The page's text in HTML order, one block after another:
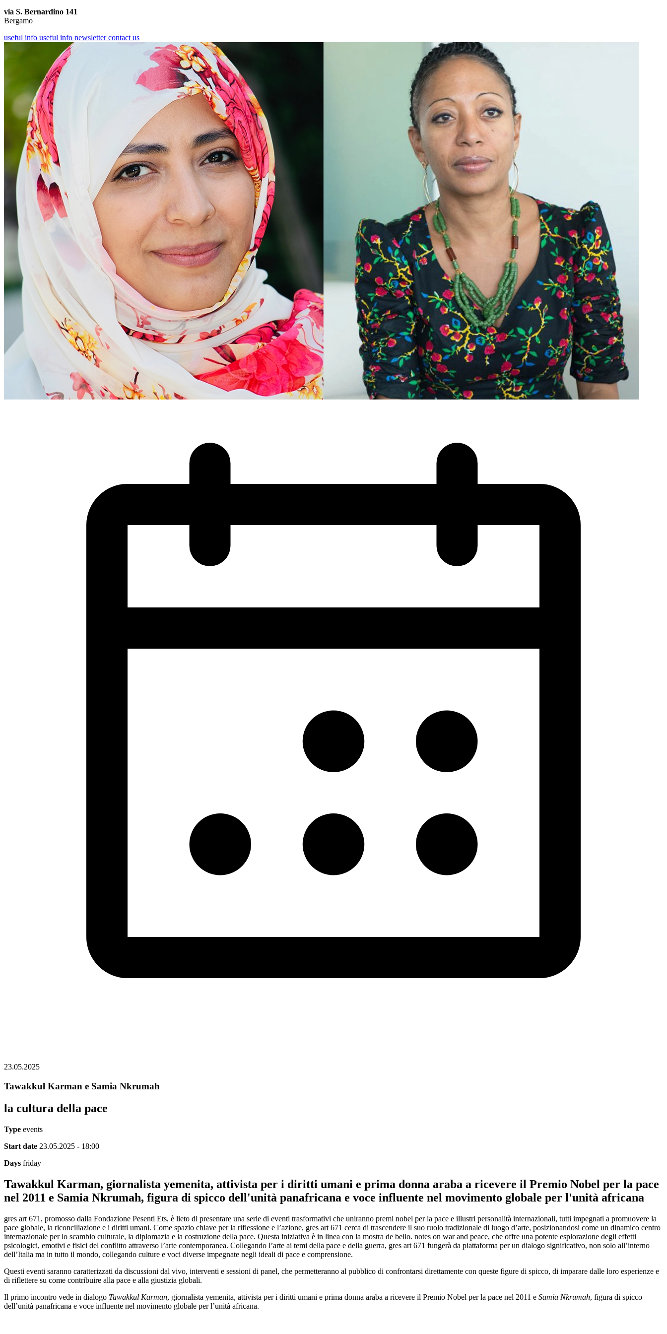
via S. Bernardino 141
Bergamo
useful info useful info newslettercontact us
23.05.2025
Tawakkul Karman e Samia Nkrumah
la cultura della pace
Type events
Start date 23.05.2025 - 18:00
Days friday
Tawakkul Karman, giornalista yemenita, attivista per i diritti umani e prima donna araba a ricevere il Premio Nobel per la pace
nel 2011 e Samia Nkrumah, figura di spicco dell'unità panafricana e voce influente nel movimento globale per l'unità africana
gres art 671, promosso dalla Fondazione Pesenti Ets, è lieto di presentare una serie di eventi trasformativi che uniranno premi nobel per la pace e illustri personalità internazionali, tutti impegnati a promuovere la
pace globale, la riconciliazione e i diritti umani. Come spazio chiave per la riflessione e l’azione, gres art 671 cerca di trascendere il suo ruolo tradizionale di luogo d’arte, posizionandosi come un dinamico centro
internazionale per lo scambio culturale, la diplomazia e la costruzione della pace. Questa iniziativa è in linea con la mostra de bello. notes on war and peace, che offre una potente esplorazione degli effetti
psicologici, emotivi e fisici del conflitto attraverso l’arte contemporanea. Collegando l’arte ai temi della pace e della guerra, gres art 671 fungerà da piattaforma per un dialogo significativo, non solo all’interno
dell’Italia ma in tutto il mondo, collegando culture e voci diverse impegnate negli ideali di pace e comprensione.
Questi eventi saranno caratterizzati da discussioni dal vivo, interventi e sessioni di panel, che permetteranno al pubblico di confrontarsi direttamente con queste figure di spicco, di imparare dalle loro esperienze e
di riflettere su come contribuire alla pace e alla giustizia globali.
Il primo incontro vede in dialogo Tawakkul Karman, giornalista yemenita, attivista per i diritti umani e prima donna araba a ricevere il Premio Nobel per la pace nel 2011 e Samia Nkrumah, figura di spicco
dell’unità panafricana e voce influente nel movimento globale per l’unità africana.